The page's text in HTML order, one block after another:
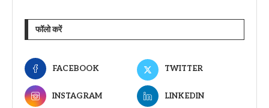
फॉलो करें
FACEBOOK TWITTER
INSTAGRAM LINKEDIN